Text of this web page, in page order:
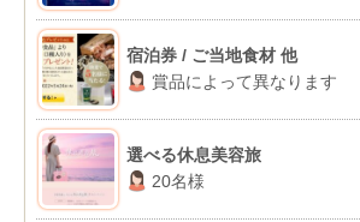
宿泊券 / ご当地食材 他
賞品によって異なります
選べる休息美容旅
20名様